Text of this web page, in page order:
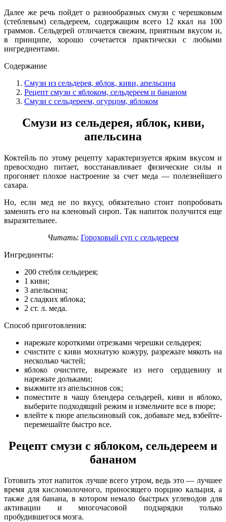
Далее же речь пойдет о разнообразных смузи с черешковым
(стеблевым) сельдереем, содержащим всего 12 ккал на 100
граммов. Сельдерей отличается свежим, приятным вкусом и,
в принципе, хорошо сочетается практически с любыми
ингредиентами.
Содержание
Смузи из сельдерея, яблок, киви, апельсина
Рецепт смузи с яблоком, сельдереем и бананом
Смузи с сельдереем, огурцом, яблоком
Смузи из сельдерея, яблок, киви,
апельсина
Коктейль по этому рецепту характеризуется ярким вкусом и
превосходно питает, восстанавливает физические силы и
прогоняет плохое настроение за счет меда — полезнейшего
сахара.
Но, если мед не по вкусу, обязательно стоит попробовать
заменить его на кленовый сироп. Так напиток получится еще
выразительнее.
Читать: Гороховый суп с сельдереем
Ингредиенты:
200 стебля сельдерея;
1 киви;
3 апельсина;
2 сладких яблока;
2 ст. л. меда.
Способ приготовления:
нарежьте короткими отрезками черешки сельдерея;
счистите с киви мохнатую кожуру, разрежьте мякоть на
несколько частей;
яблоко очистите, вырежьте из него сердцевину и
нарежьте дольками;
выжмите из апельсинов сок;
поместите в чашу блендера сельдерей, киви и яблоко,
выберите подходящий режим и измельчите все в пюре;
влейте к пюре апельсиновый сок, добавьте мед, взбейте-
перемешайте быстро все.
Рецепт смузи с яблоком, сельдереем и
бананом
Готовить этот напиток лучше всего утром, ведь это — лучшее
время для кисломолочного, приносящего порцию кальция, а
также для банана, в котором немало быстрых углеводов для
активации и многочасовой подзарядки только
пробудившегося мозга.